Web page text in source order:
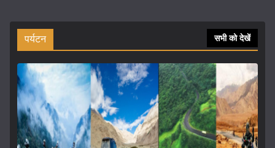
पर्यटन सभी को देखें